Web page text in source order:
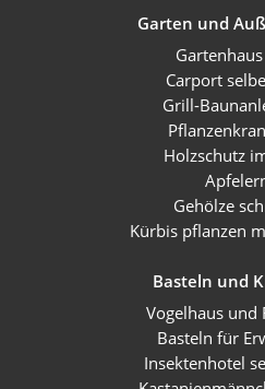
Garten und
Carport
Grill-
Holzschutz
Gehölze
Kürbis pflanzen
Basteln und
Vogelhaus und
Basteln für
Insektenhotel